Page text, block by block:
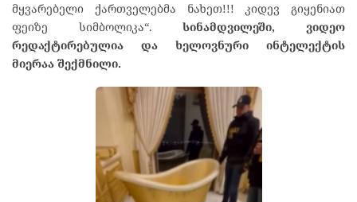
მყვარებელი ქართველებმა ნახეთ!!! კიდევ გიყენიათ
ფეიზე სიმბოლიკა“.სინამდვილეში, ვიდეო
რედაქტირებულია და ხელოვნური ინტელექტის
მიერაა შექმნილი.